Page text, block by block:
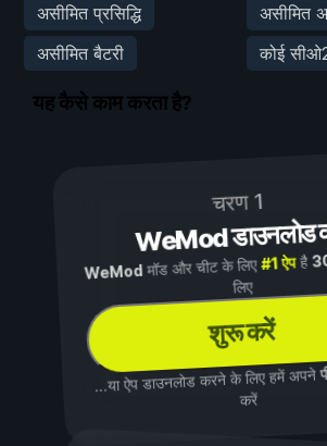
असीमित प्रसिद्धि
असीमित
असीमित बैटरी
कोई
यह कैसे काम करता है?
चरण 1
WeMod डाउनलोड
WeMod मॉड और चीट के लिए#1 ऐपहै
लिए
शुरू करें
...या ऐप डाउनलोड करने के लिए हमें अपने
करें